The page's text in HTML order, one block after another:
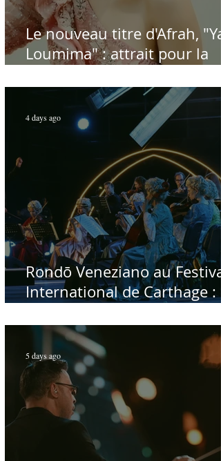
Le nouveau titre d'Afrah, "Ya
Loumima" : attrait pour la
Rabah Driassa
Rondō Veneziano au Festival
International de Carthage :
public tunisien
4 days ago
5 days ago